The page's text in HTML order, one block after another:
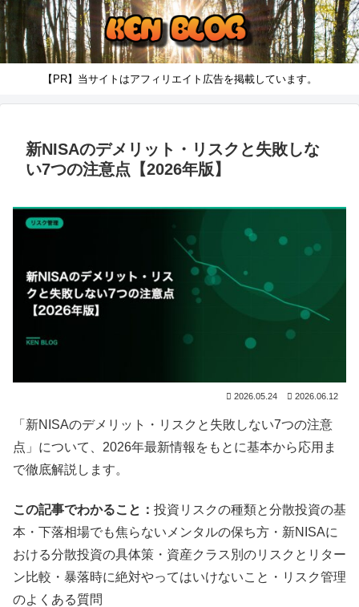
【PR】当サイトはアフィリエイト広告を掲載しています。
新NISAのデメリット・リスクと失敗しな
い7つの注意点【2026年版】
2026.05.24 2026.06.12
「新NISAのデメリット・リスクと失敗しない7つの注意
点」について、2026年最新情報をもとに基本から応用ま
で徹底解説します。
この記事でわかること： 投資リスクの種類と分散投資の基
本・下落相場でも焦らないメンタルの保ち方・新NISAに
おける分散投資の具体策・資産クラス別のリスクとリター
ン比較・暴落時に絶対やってはいけないこと・リスク管理
のよくある質問